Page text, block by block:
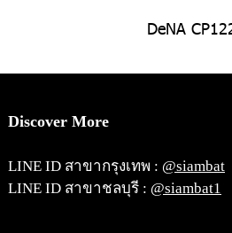
DeNA
Discover More
LINE ID สาขากรุงเทพ : @siambat
LINE ID สาขาชลบุรี : @siambat1